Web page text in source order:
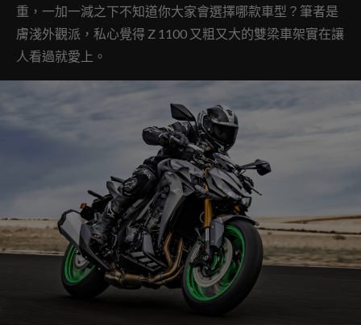
重，一加一減之下不知道你大家會選擇哪款車型？筆者是
膚淺外觀派，私心覺得 Z 1100 又粗又大的雙梁車架實在讓
人看過就愛上。